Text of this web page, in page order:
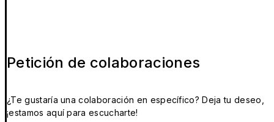
Petición de colaboraciones
¿Te gustaría una colaboración en específico? Deja tu deseo,
¡estamos aquí para escucharte!